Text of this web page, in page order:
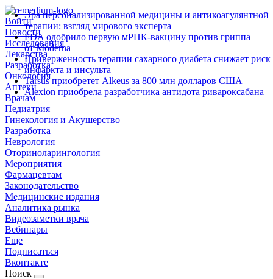
Войти
Новости
Исследования
Лекарства
Разработка
Онкология
Аптеки
Врачам
Педиатрия
Гинекология и Акушерство
Разработка
Неврология
Оториноларингология
Мероприятия
Фармацевтам
Законодательство
Медицинские издания
Аналитика рынка
Видеозаметки врача
Вебинары
Еще
Подписаться
Вконтакте
Поиск
Эра персонализированной медицины и антикоагулянтной
терапии: взгляд мирового эксперта
FDA одобрило первую мРНК‑вакцину против гриппа
от Moderna
Приверженность терапии сахарного диабета снижает риск
инфаркта и инсульта
Tarsus приобретет Alkeus за 800 млн долларов США
Alexion приобрела разработчика антидота ривароксабана